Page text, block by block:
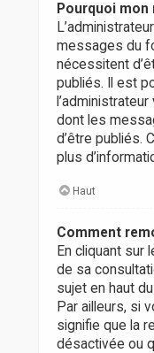
Pourquoi
messages du
nécessitent
publiés. Il est
dont les
d’être publiés.
plus
Haut
Comment
En cliquant sur
de sa
sujet en haut
Par ailleurs, si
signifie que la
désactivée ou